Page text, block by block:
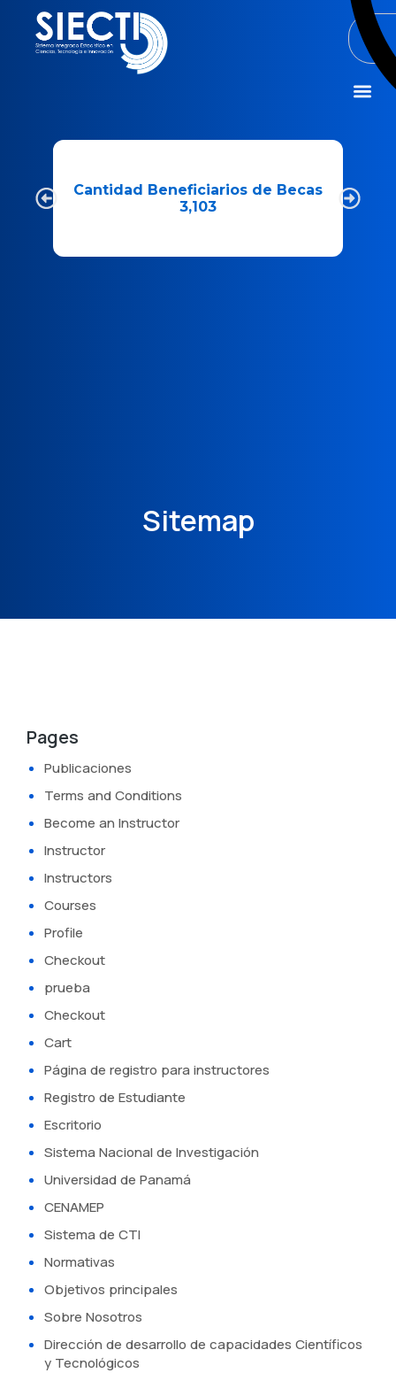
Cantidad Beneficiarios de Becas
3,103
Sitemap
Pages
Publicaciones
Terms and Conditions
Become an Instructor
Instructor
Instructors
Courses
Profile
Checkout
prueba
Checkout
Cart
Página de registro para instructores
Registro de Estudiante
Escritorio
Sistema Nacional de Investigación
Universidad de Panamá
CENAMEP
Sistema de CTI
Normativas
Objetivos principales
Sobre Nosotros
Dirección de desarrollo de capacidades Científicos
y Tecnológicos